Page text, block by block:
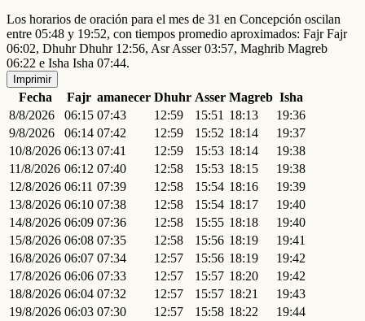
Los horarios de oración para el mes de 31 en Concepción oscilan
entre 05:48 y 19:52, con tiempos promedio aproximados: Fajr Fajr
06:02, Dhuhr Dhuhr 12:56, Asr Asser 03:57, Maghrib Magreb
06:22 e Isha Isha 07:44.
Imprimir
Fecha Fajr amanecer Dhuhr Asser Magreb Isha
8/8/2026
06:15 07:43 12:59 15:51 18:13
19:36
9/8/2026
06:14 07:42 12:59 15:52 18:14
19:37
10/8/2026 06:13 07:41 12:59 15:53 18:14
19:38
11/8/2026 06:12 07:40 12:58 15:53 18:15
19:38
12/8/2026 06:11 07:39 12:58 15:54 18:16
19:39
13/8/2026 06:10 07:38 12:58 15:54 18:17
19:40
14/8/2026 06:09 07:36 12:58 15:55 18:18
19:40
15/8/2026 06:08 07:35 12:58 15:56 18:19
19:41
16/8/2026 06:07 07:34 12:57 15:56 18:19
19:42
17/8/2026 06:06 07:33 12:57 15:57 18:20
19:42
18/8/2026 06:04 07:32 12:57 15:57 18:21
19:43
19/8/2026 06:03 07:30 12:57 15:58 18:22
19:44